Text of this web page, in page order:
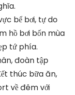
bể bơi, tự do
hồ bơi bốn mùa
tứ phía.
đoàn tập
thúc bữa ăn,
về đêm với